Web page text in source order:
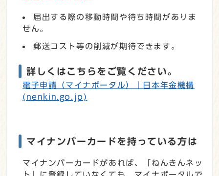
届出する際の移動時間や待ち時間がありま
せん。
郵送コスト等の削減が期待できます。
詳しくはこちらをご覧ください。
電子申請（マイナポータル）｜日本年金機構
(nenkin.go.jp)
マイナンバーカードを持っている方は
マイナンバーカードがあれば、「ねんきんネッ
ト」に登録していなくても、マイナポータルで